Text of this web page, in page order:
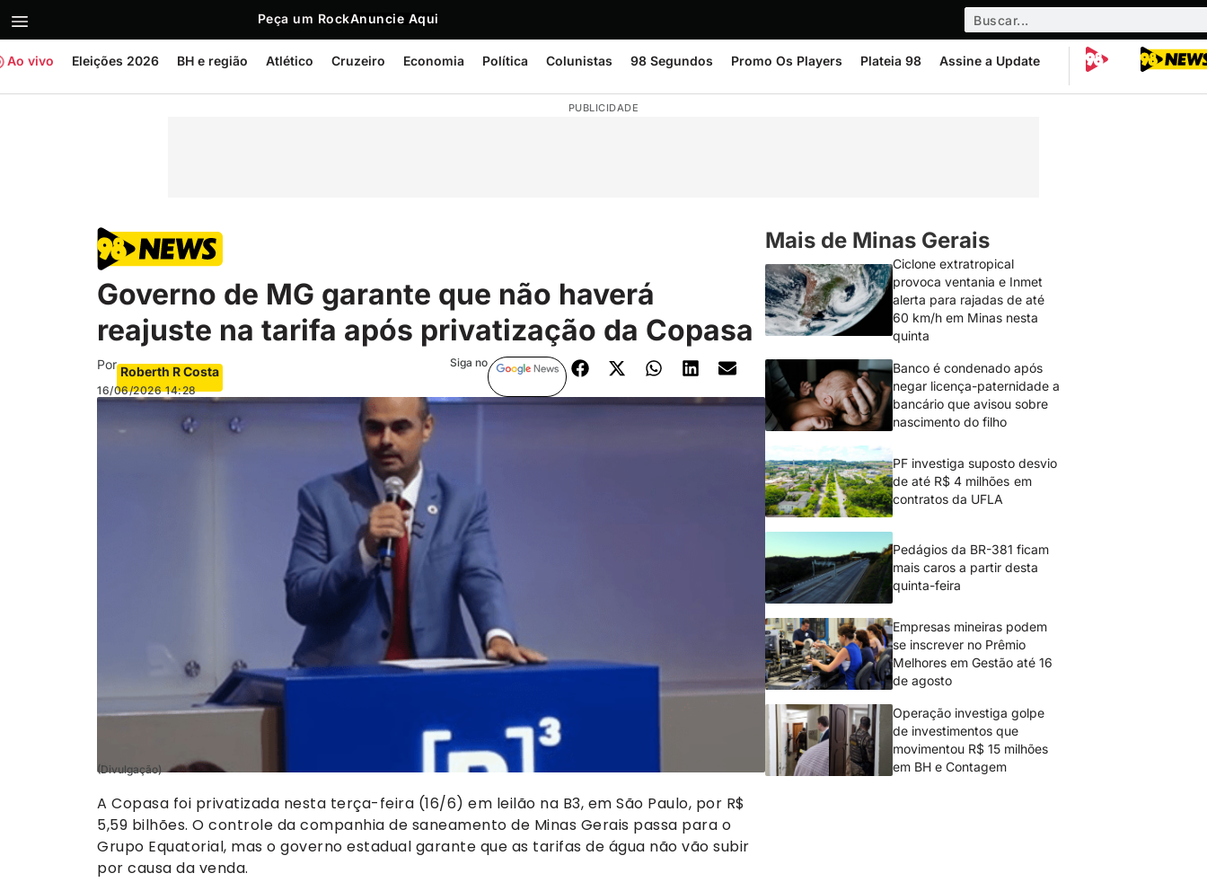
Peça um RockAnuncie Aqui
Ao vivo Eleições 2026 BH e região Atlético Cruzeiro Economia Política Colunistas 98 Segundos Promo Os Players Plateia 98 Assine a Update
PUBLICIDADE
Governo de MG garante que não haverá
reajuste na tarifa após privatização da Copasa
Por Roberth R Costa
16/06/2026 14:28
Siga no
(Divulgação)
A Copasa foi privatizada nesta terça-feira (16/6) em leilão na B3, em São Paulo, por R$
5,59 bilhões. O controle da companhia de saneamento de Minas Gerais passa para o
Grupo Equatorial, mas o governo estadual garante que as tarifas de água não vão subir
por causa da venda.
Mais de Minas Gerais
Ciclone extratropical
provoca ventania e Inmet
alerta para rajadas de até
60 km/h em Minas nesta
quinta
Banco é condenado após
negar licença-paternidade a
bancário que avisou sobre
nascimento do filho
PF investiga suposto desvio
de até R$ 4 milhões em
contratos da UFLA
Pedágios da BR-381 ficam
mais caros a partir desta
quinta-feira
Empresas mineiras podem
se inscrever no Prêmio
Melhores em Gestão até 16
de agosto
Operação investiga golpe
de investimentos que
movimentou R$ 15 milhões
em BH e Contagem